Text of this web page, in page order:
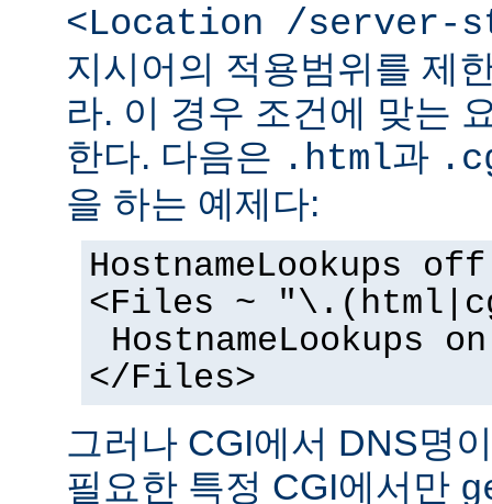
<Location /server-
지시어의 적용범위를 제
라. 이 경우 조건에 맞는
한다. 다음은 .html과
을 하는 예제다:
HostnameLookups off
<Files ~
HostnameLookups on
</Files>
그러나 CGI에서 DNS명
필요한 특정 CGI에서만